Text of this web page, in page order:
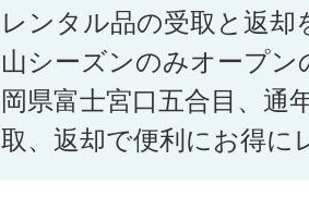
レンタル品の受取と返却
山シーズンのみオープン
岡県富士宮口五合目、通
取、返却で便利にお得に